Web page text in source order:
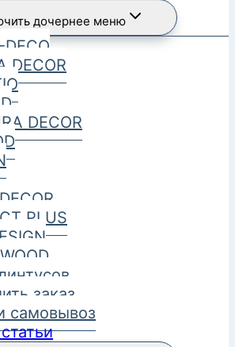
дочернее меню
DECO
DECOR
DECOR
PLUS
заказ
самовывоз